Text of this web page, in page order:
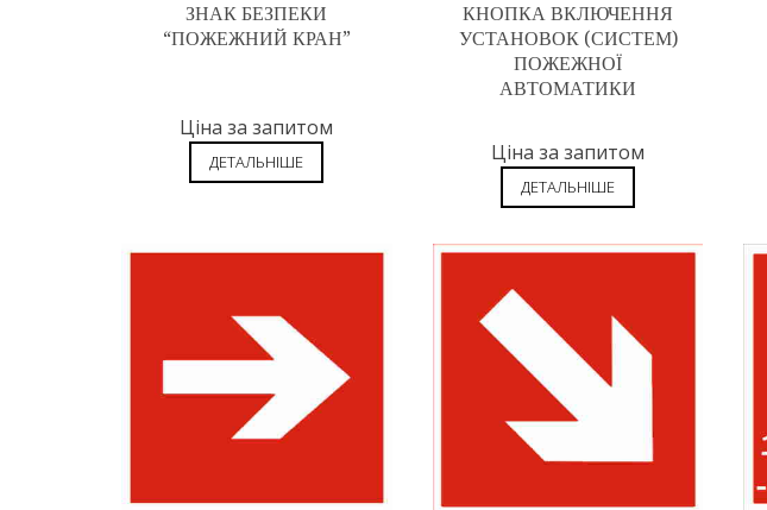
ЗНАК БЕЗПЕКИ
“ПОЖЕЖНИЙ КРАН”
Ціна за запитом
ДЕТАЛЬНІШЕ
КНОПКА ВКЛЮЧЕННЯ
УСТАНОВОК (СИСТЕМ)
ПОЖЕЖНОЇ
АВТОМАТИКИ
Ціна за запитом
ДЕТАЛЬНІШЕ